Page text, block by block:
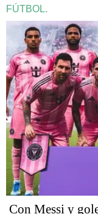
FÚTBOL.
Con Messi y